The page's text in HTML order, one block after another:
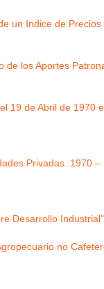
un Indice de
los Aportes
19 de Abril de 1970
Privadas. 1970 –
Desarrollo Industrial"
no